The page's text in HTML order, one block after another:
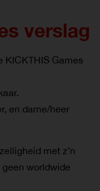
verslag
KICKTHIS Games
en dame/heer
met z’n
worldwide